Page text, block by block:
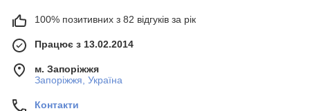
100% позитивних з 82 відгуків за рік
Працює з 13.02.2014
м. Запоріжжя
Запоріжжя, Україна
Контакти